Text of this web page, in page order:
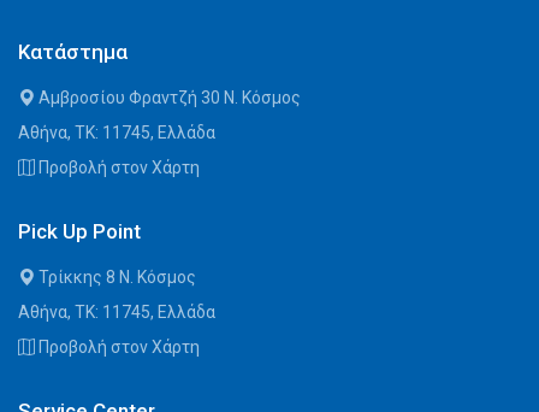
Κατάστημα
Αμβροσίου Φραντζή 30 Ν. Κόσμος
Αθήνα, ΤΚ: 11745, Ελλάδα
Προβολή στον Χάρτη
Pick Up Point
Τρίκκης 8 Ν. Κόσμος
Αθήνα, ΤΚ: 11745, Ελλάδα
Προβολή στον Χάρτη